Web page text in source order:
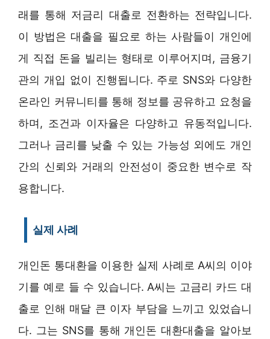
래를 통해 저금리 대출로 전환하는 전략입니다.
이 방법은 대출을 필요로 하는 사람들이 개인에
게 직접 돈을 빌리는 형태로 이루어지며, 금융기
관의 개입 없이 진행됩니다. 주로 SNS와 다양한
온라인 커뮤니티를 통해 정보를 공유하고 요청을
하며, 조건과 이자율은 다양하고 유동적입니다.
그러나 금리를 낮출 수 있는 가능성 외에도 개인
간의 신뢰와 거래의 안전성이 중요한 변수로 작
용합니다.
실제 사례
개인돈 통대환을 이용한 실제 사례로 A씨의 이야
기를 예로 들 수 있습니다. A씨는 고금리 카드 대
출로 인해 매달 큰 이자 부담을 느끼고 있었습니
다. 그는 SNS를 통해 개인돈 대환대출을 알아보